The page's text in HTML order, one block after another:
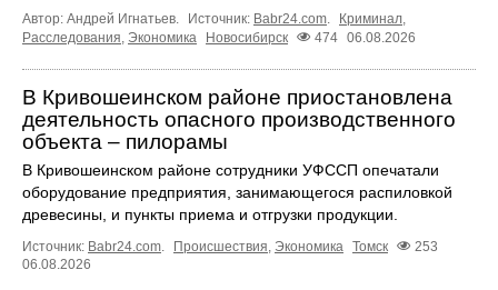
Автор: Андрей Игнатьев. Источник: Babr24.com. Криминал,
Расследования, Экономика Новосибирск 474 06.08.2026
В Кривошеинском районе приостановлена
деятельность опасного производственного
объекта – пилорамы
В Кривошеинском районе сотрудники УФССП опечатали
оборудование предприятия, занимающегося распиловкой
древесины, и пункты приема и отгрузки продукции.
Источник: Babr24.com. Происшествия, Экономика Томск
253
06.08.2026